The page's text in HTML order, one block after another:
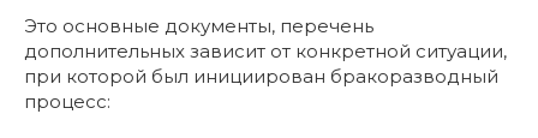
Это основные документы, перечень
дополнительных зависит от конкретной ситуации,
при которой был инициирован бракоразводный
процесс: